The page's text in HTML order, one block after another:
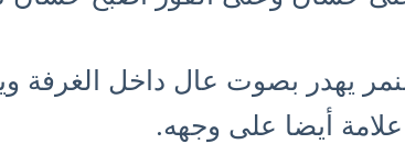
يهدر بصوت عال داخل
أيضا على وجهه.